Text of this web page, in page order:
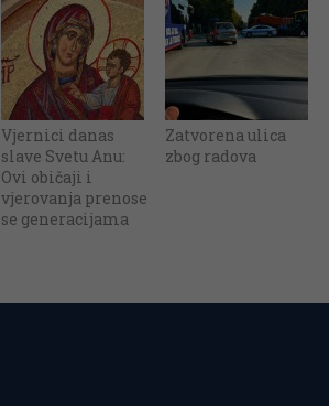
Vjernici danas
slave Svetu Anu:
Ovi običaji i
vjerovanja prenose
se generacijama
Zatvorena ulica
zbog radova